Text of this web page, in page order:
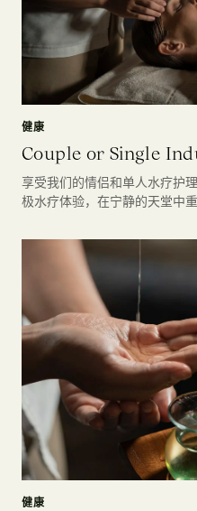
健康
Couple or Single
享受我们的情侣和单人水疗护
极水疗体验，在宁静的天堂中
健康